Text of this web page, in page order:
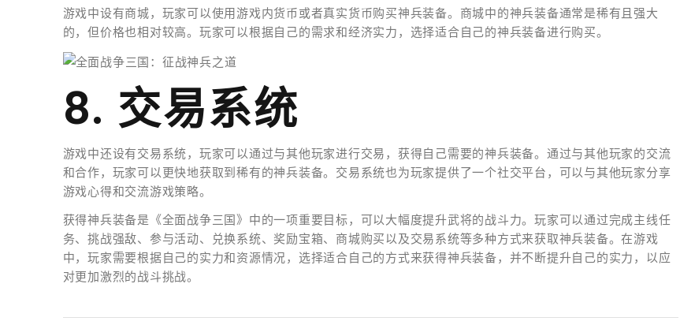
游戏中设有商城，玩家可以使用游戏内货币或者真实货币购买神兵装备。商城中的神兵装备通常是稀有且强大
的，但价格也相对较高。玩家可以根据自己的需求和经济实力，选择适合自己的神兵装备进行购买。
8. 交易系统
游戏中还设有交易系统，玩家可以通过与其他玩家进行交易，获得自己需要的神兵装备。通过与其他玩家的交流
和合作，玩家可以更快地获取到稀有的神兵装备。交易系统也为玩家提供了一个社交平台，可以与其他玩家分享
游戏心得和交流游戏策略。
获得神兵装备是《全面战争三国》中的一项重要目标，可以大幅度提升武将的战斗力。玩家可以通过完成主线任
务、挑战强敌、参与活动、兑换系统、奖励宝箱、商城购买以及交易系统等多种方式来获取神兵装备。在游戏
中，玩家需要根据自己的实力和资源情况，选择适合自己的方式来获得神兵装备，并不断提升自己的实力，以应
对更加激烈的战斗挑战。